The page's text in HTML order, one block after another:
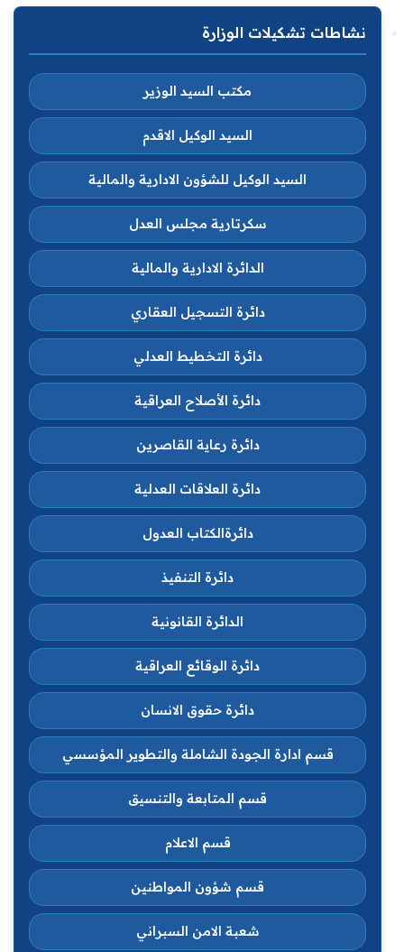
نشاطات تشكيلات الوزارة
مكتب السيد الوزير
السيد الوكيل الاقدم
السيد الوكيل للشؤون الادارية والمالية
سكرتارية مجلس العدل
الدائرة الادارية والمالية
دائرة التسجيل العقاري
دائرة التخطيط العدلي
دائرة الأصلاح العراقية
دائرة رعاية القاصرين
دائرة العلاقات العدلية
دائرةالكتاب العدول
دائرة التنفيذ
الدائرة القانونية
دائرة الوقائع العراقية
دائرة حقوق الانسان
قسم ادارة الجودة الشاملة والتطوير المؤسسي
قسم المتابعة والتنسيق
قسم الاعلام
قسم شؤون المواطنين
شعبة الامن السبراني